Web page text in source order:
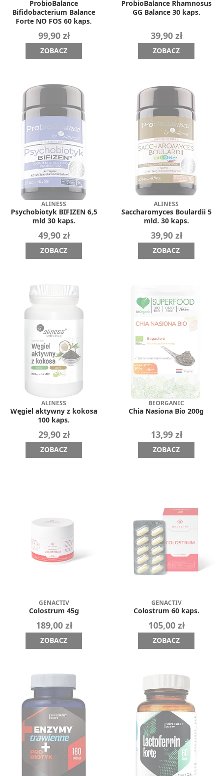
ProbioBalance
Bifidobacterium Balance
Forte NO FOS 60 kaps.
99,90 zł
ZOBACZ
ProbioBalance Rhamnosus
GG Balance 30 kaps.
39,90 zł
ZOBACZ
ALINESS
Psychobiotyk BIFIZEN 6,5
mld 30 kaps.
49,90 zł
ZOBACZ
ALINESS
Saccharomyces Boulardii 5
mld. 30 kaps.
39,90 zł
ZOBACZ
ALINESS
Węgiel aktywny z kokosa
100 kaps.
29,90 zł
ZOBACZ
BEORGANIC
Chia Nasiona Bio 200g
13,99 zł
ZOBACZ
GENACTIV
Colostrum 45g
189,00 zł
ZOBACZ
GENACTIV
Colostrum 60 kaps.
105,00 zł
ZOBACZ